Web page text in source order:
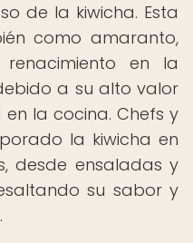
de la kiwicha. Esta
como amaranto,
en la
a su alto valor
la cocina. Chefs y
la kiwicha en
desde ensaladas y
su sabor y